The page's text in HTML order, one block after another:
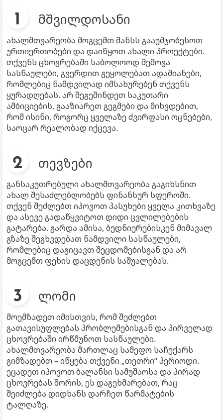
მშვილდოსანი
ახალმთვარეობა მოგცემთ შანსს გააუმჯობესოთ
ურთიერთობები და დაიწყოთ ახალი პროექტები.
თქვენს ცხოვრებაში საბოლოოდ შემოვა
სასწაულები, გვერდით გეყოლებათ ადამიანები,
რომლებიც ნამდვილად იმსახურებენ თქვენს
ყურადღებას. არ შეგეშინდეთ საკუთარი
ამბიციების, გააზიარეთ გეგმები და მიხვდებით,
რომ ისინი, როგორც ყველაზე ძვირფასი ოცნებები,
საოცარ რეალობად იქცევა.
თევზები
განსაკუთრებული ახალმთვარეობა გაგიხსნით
ახალ შესაძლებლობებს ფინანსურ სფეროში.
თქვენ შეძლებთ იპოვოთ პასუხები ყველა კითხვაზე
და ასევე გადაწყვიტოთ დიდი ცვლილებების
გატარება. გარდა ამისა, ბედნიერებისკენ მიმავალ
გზაზე შეგხვდებათ ნამდვილი სასწაულები,
რომლებიც დაგიცავთ შეცდომებისგან და არ
მოგცემთ ფეხის დაცდენის საშუალებას.
ლომი
მოემზადეთ იმისთვის, რომ შეძლებთ
გათავისუფლებას პრობლემებისგან და პირველად
ცხოვრებაში ირწმუნოთ სასწაულები.
ახალმთვარეობა მართლაც სამეფო საჩუქარს
გიმზადებთ – იწყება თქვენი „თეთრი“ პერიოდი.
ეცადეთ იპოვოთ ბალანსი სამუშაოსა და პირად
ცხოვრებას შორის, ეს დაგეხმარებათ, რაც
შეიძლება დიდხანს დარჩეთ წარმატების
ტალღაზე.